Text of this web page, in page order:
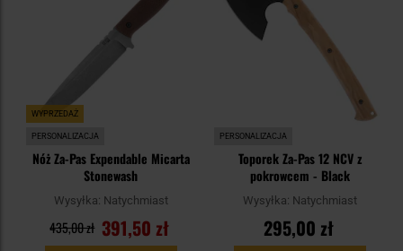
WYPRZEDAŻ
PERSONALIZACJA
Nóż Za-Pas Expendable Micarta
Stonewash
Wysyłka: Natychmiast
391,50 zł
435,00 zł
PERSONALIZACJA
Toporek Za-Pas 12 NCV z
pokrowcem - Black
Wysyłka: Natychmiast
295,00 zł